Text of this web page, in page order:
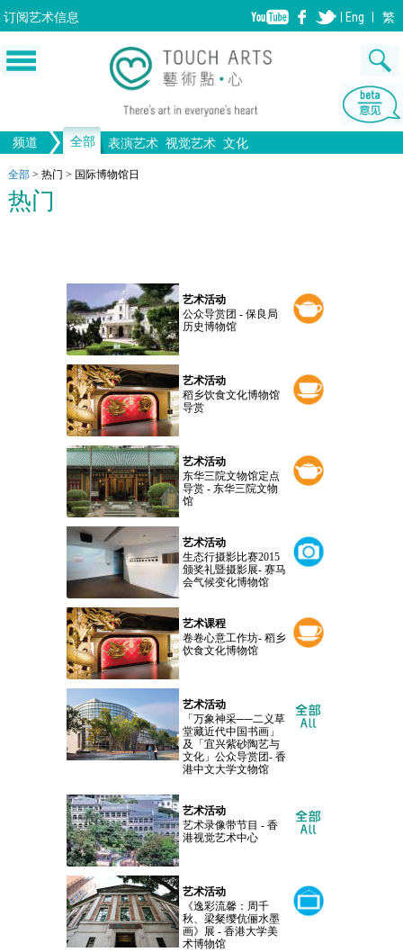
订阅艺术信息 Eng 繁
频道 全部 表演艺术 视觉艺术 文化
音乐 舞蹈
绘画 画图
生活 文物
全部 > 热门 > 国际博物馆日
热门
艺术活动
公众导赏团 - 保良局
历史博物馆
艺术活动
稻乡饮食文化博物馆
导赏
艺术活动
东华三院文物馆定点
导赏 - 东华三院文物
馆
艺术活动
生态行摄影比赛2015
颁奖礼暨摄影展- 赛马
会气候变化博物馆
艺术课程
卷卷心意工作坊- 稻乡
饮食文化博物馆
艺术活动
「万象神采──二义草
堂藏近代中国书画」
及「宜兴紫砂陶艺与
文化」公众导赏团- 香
港中文大学文物馆
艺术活动
艺术录像带节目 - 香
港视觉艺术中心
艺术活动
《逸彩流馨：周千
秋、梁粲缨伉俪水墨
画》展 - 香港大学美
术博物馆